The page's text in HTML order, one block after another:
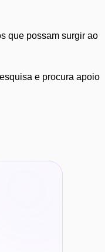
que possam surgir ao
e procura apoio